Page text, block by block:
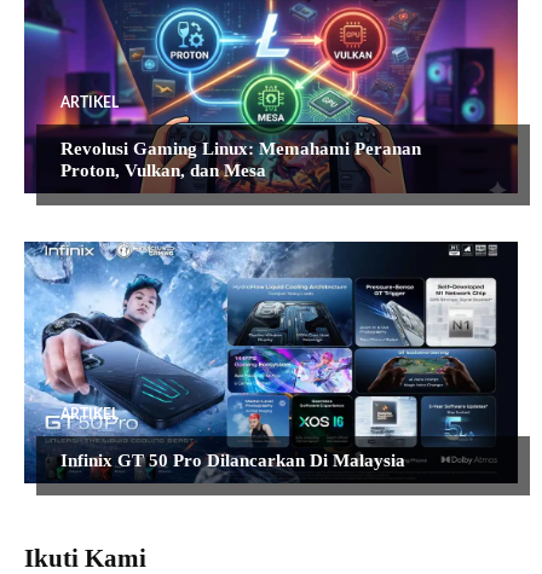
ARTIKEL
Revolusi Gaming Linux: Memahami Peranan
Proton, Vulkan, dan Mesa
ARTIKEL
Infinix GT 50 Pro Dilancarkan Di Malaysia
Ikuti Kami